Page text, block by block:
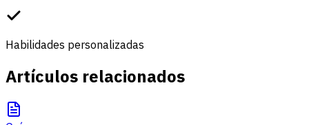
Habilidades personalizadas
Artículos relacionados